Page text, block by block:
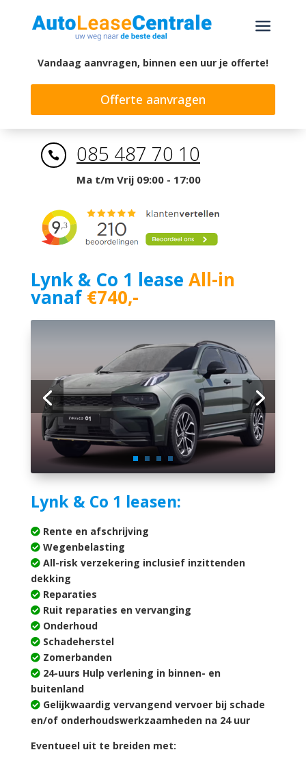
a
Vandaag aanvragen, binnen een uur je offerte!
Offerte aanvragen
 085 487 70 10
Ma t/m Vrij 09:00 - 17:00
Lynk & Co 1 lease All-in
vanaf€740,-
Lynk & Co 1 leasen:
Rente en afschrijving
Wegenbelasting
All-risk verzekering inclusief inzittenden
dekking
Reparaties
Ruit reparaties en vervanging
Onderhoud
Schadeherstel
Zomerbanden
24-uurs Hulp verlening in binnen- en
buitenland
Gelijkwaardig vervangend vervoer bij schade
en/of onderhoudswerkzaamheden na 24 uur
Eventueel uit te breiden met: